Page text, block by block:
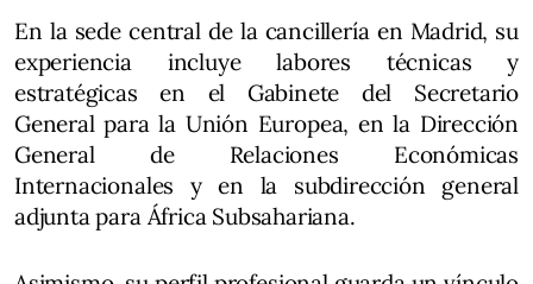
En la sede central de la cancillería en Madrid, su
experiencia incluye labores técnicas y
estratégicas en el Gabinete del Secretario
General para la Unión Europea, en la Dirección
General de Relaciones Económicas
Internacionales y en la subdirección general
adjunta para África Subsahariana.